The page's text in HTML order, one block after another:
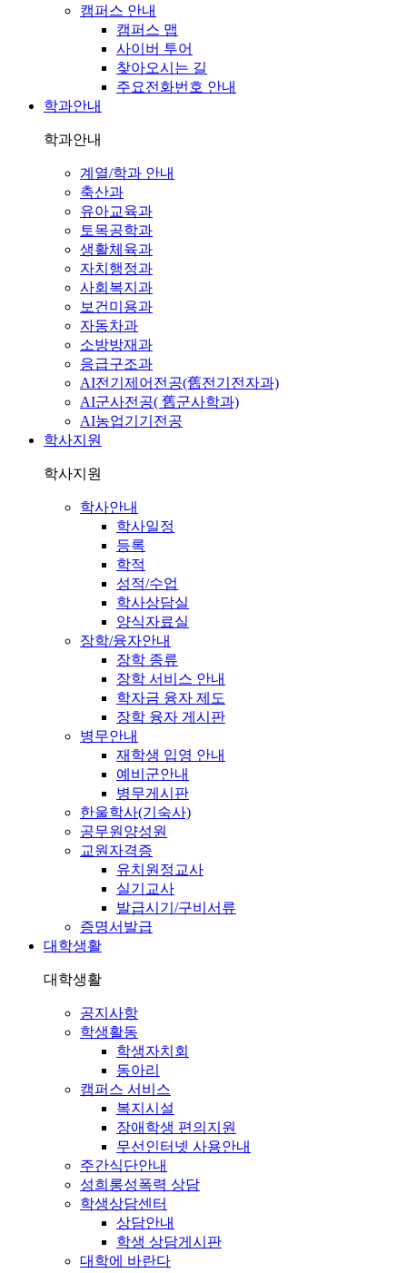
캠퍼스 안내
캠퍼스 맵
사이버 투어
찾아오시는 길
주요전화번호 안내
학과안내
학과안내
계열/학과 안내
축산과
유아교육과
토목공학과
생활체육과
자치행정과
사회복지과
보건미용과
자동차과
소방방재과
응급구조과
AI전기제어전공(舊전기전자과)
AI군사전공( 舊군사학과)
AI농업기기전공
학사지원
학사지원
학사안내
학사일정
등록
학적
성적/수업
학사상담실
양식자료실
장학/융자안내
장학 종류
장학 서비스 안내
학자금 융자 제도
장학 융자 게시판
병무안내
재학생 입영 안내
예비군안내
병무게시판
한울학사(기숙사)
공무원양성원
교원자격증
유치원정교사
실기교사
발급시기/구비서류
증명서발급
대학생활
대학생활
공지사항
학생활동
학생자치회
동아리
캠퍼스 서비스
복지시설
장애학생 편의지원
무선인터넷 사용안내
주간식단안내
성희롱성폭력 상담
학생상담센터
상담안내
학생 상담게시판
대학에 바란다